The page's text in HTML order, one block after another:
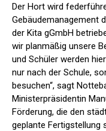
Der Hort wird
Gebäudemanagement
der Kita gGmbH
wir planmäßig unsere
und Schüler werden
nur nach der Schule,
besuchen“, sagt
Ministerpräsidentin
Förderung, die den
geplante Fertigstellung